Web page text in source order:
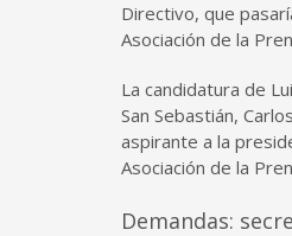
Directivo, que
Asociación de la
La candidatura de
San Sebastián,
aspirante a la
Asociación de la
Demandas: